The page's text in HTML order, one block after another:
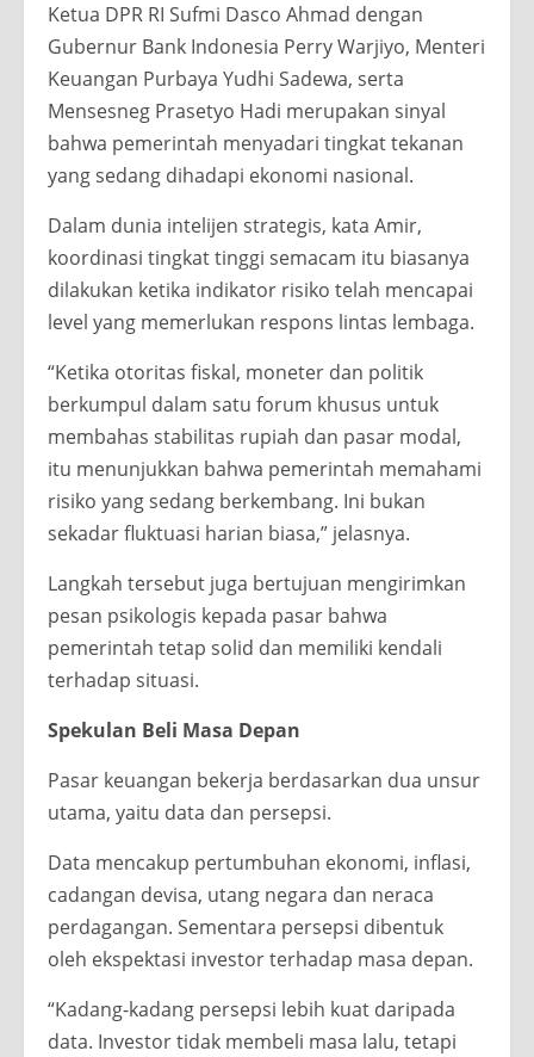
Ketua DPR RI Sufmi Dasco Ahmad dengan
Gubernur Bank Indonesia Perry Warjiyo, Menteri
Keuangan Purbaya Yudhi Sadewa, serta
Mensesneg Prasetyo Hadi merupakan sinyal
bahwa pemerintah menyadari tingkat tekanan
yang sedang dihadapi ekonomi nasional.
Dalam dunia intelijen strategis, kata Amir,
koordinasi tingkat tinggi semacam itu biasanya
dilakukan ketika indikator risiko telah mencapai
level yang memerlukan respons lintas lembaga.
“Ketika otoritas fiskal, moneter dan politik
berkumpul dalam satu forum khusus untuk
membahas stabilitas rupiah dan pasar modal,
itu menunjukkan bahwa pemerintah memahami
risiko yang sedang berkembang. Ini bukan
sekadar fluktuasi harian biasa,” jelasnya.
Langkah tersebut juga bertujuan mengirimkan
pesan psikologis kepada pasar bahwa
pemerintah tetap solid dan memiliki kendali
terhadap situasi.
Spekulan Beli Masa Depan
Pasar keuangan bekerja berdasarkan dua unsur
utama, yaitu data dan persepsi.
Data mencakup pertumbuhan ekonomi, inflasi,
cadangan devisa, utang negara dan neraca
perdagangan. Sementara persepsi dibentuk
oleh ekspektasi investor terhadap masa depan.
“Kadang-kadang persepsi lebih kuat daripada
data. Investor tidak membeli masa lalu, tetapi